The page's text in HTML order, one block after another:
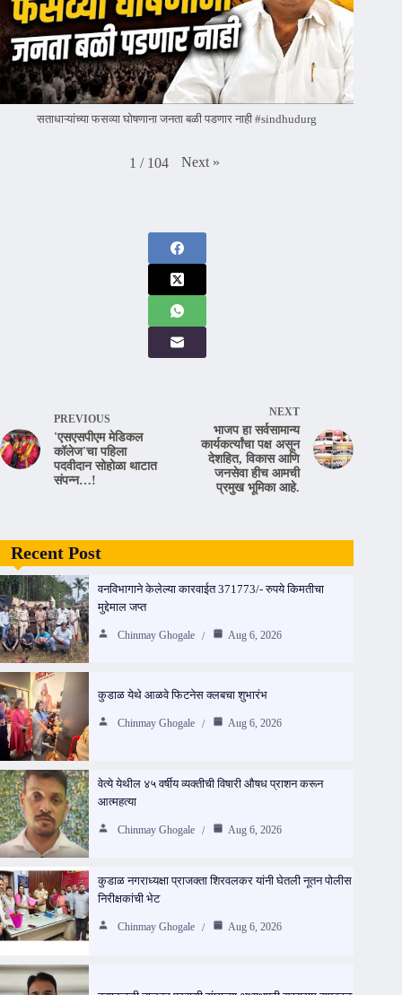
सताधाऱ्यांच्या फसव्या घोषणाना जनता बळी पडणार नाही #sindhudurg
1 / 104 Next »
PREVIOUS
'एसएसपीएम मेडिकल
कॉलेज'चा पहिला
पदवीदान सोहोळा थाटात
संपन्न…!
NEXT
भाजप हा सर्वसामान्य
कार्यकर्त्यांचा पक्ष असून
देशहित, विकास आणि
जनसेवा हीच आमची
प्रमुख भूमिका आहे.
Recent Post
वनविभागाने केलेल्या कारवाईत 371773/- रुपये किमतीचा
मुद्देमाल जप्त
Chinmay Ghogale Aug 6, 2026
कुडाळ येथे आळवे फिटनेस क्लबचा शुभारंभ
Chinmay Ghogale Aug 6, 2026
वेत्ये येथील ४५ वर्षीय व्यक्तीची विषारी औषध प्राशन करून
आत्महत्या
Chinmay Ghogale Aug 6, 2026
कुडाळ नगराध्यक्षा प्राजक्ता शिरवलकर यांनी घेतली नूतन पोलीस
निरीक्षकांची भेट
Chinmay Ghogale Aug 6, 2026